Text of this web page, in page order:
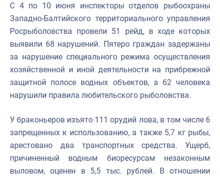
Инфографика
Большая африканская экспедиция
Укрепление духовно-нравственных ценностей
События в России и мире
С 4 по 10 июня инспекторы отделов рыбоохраны
Западно-Балтийского территориального управления
Росрыболовства провели 51 рейд, в ходе которых
выявили 68 нарушений. Пятеро граждан задержаны
за нарушение специального режима осуществления
хозяйственной и иной деятельности на прибрежной
защитной полосе водных объектов, а 62 человека
нарушили правила любительского рыболовства.
У браконьеров изъято 111 орудий лова, в том числе 6
запрещенных к использованию, а также 5,7 кг рыбы,
арестовано два транспортных средства. Ущерб,
причиненный водным биоресурсам незаконным
выловом, оценен в 5,5 тыс. рублей. В отношении